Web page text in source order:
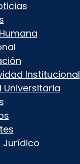
Institucional
Jurídico